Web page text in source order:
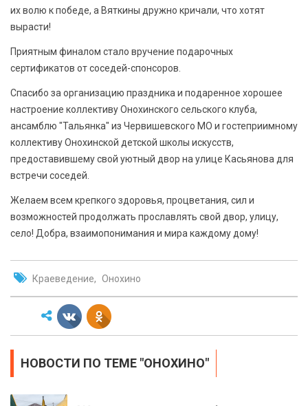
их волю к победе, а Вяткины дружно кричали, что хотят
вырасти!
Приятным финалом стало вручение подарочных
сертификатов от соседей-спонсоров.
Спасибо за организацию праздника и подаренное хорошее
настроение коллективу Онохинского сельского клуба,
ансамблю "Тальянка" из Червишевского МО и гостеприимному
коллективу Онохинской детской школы искусств,
предоставившему свой уютный двор на улице Касьянова для
встречи соседей.
Желаем всем крепкого здоровья, процветания, сил и
возможностей продолжать прославлять свой двор, улицу,
село! Добра, взаимопонимания и мира каждому дому!
Краеведение Онохино
НОВОСТИ ПО ТЕМЕ "ОНОХИНО"